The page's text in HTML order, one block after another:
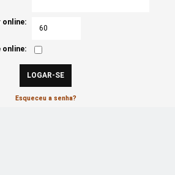
online:
online:
Esqueceu a senha?